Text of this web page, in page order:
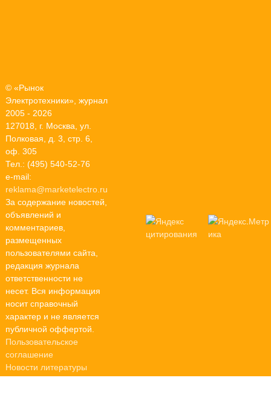
© «Рынок
Электротехники», журнал
2005 - 2026
127018, г. Москва, ул.
Полковая, д. 3, стр. 6,
оф. 305
Тел.: (495) 540-52-76
e-mail:
reklama@marketelectro.ru
За содержание новостей,
объявлений и
комментариев,
размещенных
пользователями сайта,
редакция журнала
ответственности не
несет. Вся информация
носит справочный
характер и не является
публичной оффертой.
Пользовательское
соглашение
Новости литературы